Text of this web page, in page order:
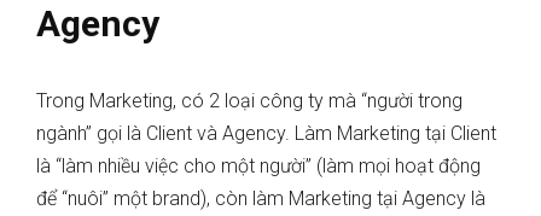
Agency
Trong Marketing, có 2 loại công ty mà “người trong
ngành” gọi là Client và Agency. Làm Marketing tại Client
là “làm nhiều việc cho một người” (làm mọi hoạt động
để “nuôi” một brand), còn làm Marketing tại Agency là